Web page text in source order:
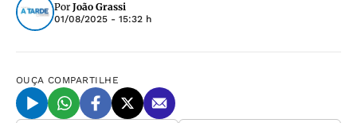
Por João Grassi
01/08/2025 - 15:32 h
OUÇA COMPARTILHE